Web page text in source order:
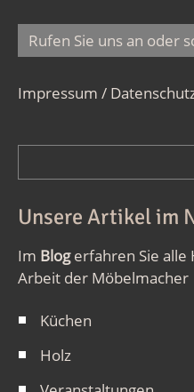
Rufen Sie uns an oder
Impressum /
Unsere Artikel im
Im Blogerfahren Sie alle
Arbeit der Möbelmacher
Küchen
Holz